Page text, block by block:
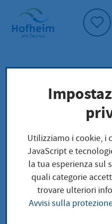
Home"
Pagina iniziale
Politica
amministrazione
Blocco delle informazioni
Blocco
Utilizziamo i cookie, i
JavaScript e
la tua esperienza sul
quali categorie
trovare ulteriori
Avvisi sulla